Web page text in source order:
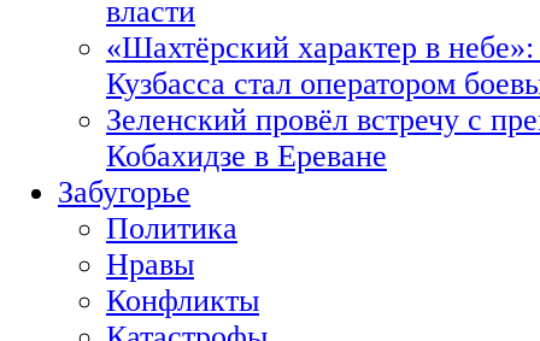
власти
«Шахтёрский характер в
Кузбасса стал оператором
Зеленский провёл встречу с
Кобахидзе в Ереване
Забугорье
Политика
Нравы
Конфликты